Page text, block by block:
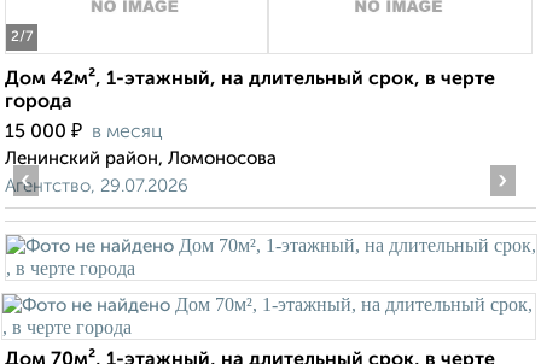
2/7
Дом 42м², 1-этажный, на длительный срок, в черте
города
15 000 ₽ в месяц
Ленинский район, Ломоносова
Агентство, 29.07.2026
‹ ›